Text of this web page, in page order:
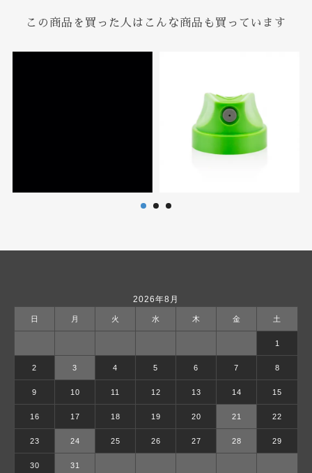
この商品を買った人はこんな商品も買っています
2026年8月
日 月 火 水 木 金 土
1
2 3 4 5 6 7 8
9 10 11 12 13 14 15
16 17 18 19 20 21 22
23 24 25 26 27 28 29
30 31